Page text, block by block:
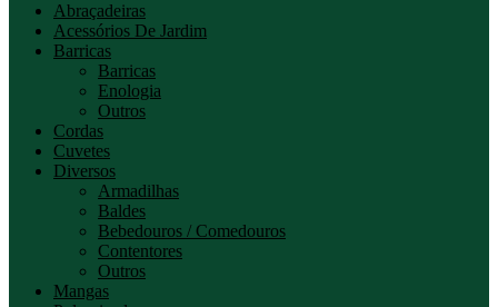
Abraçadeiras
Acessórios De Jardim
Barricas
Barricas
Enologia
Outros
Cordas
Cuvetes
Diversos
Armadilhas
Baldes
Bebedouros / Comedouros
Contentores
Outros
Mangas